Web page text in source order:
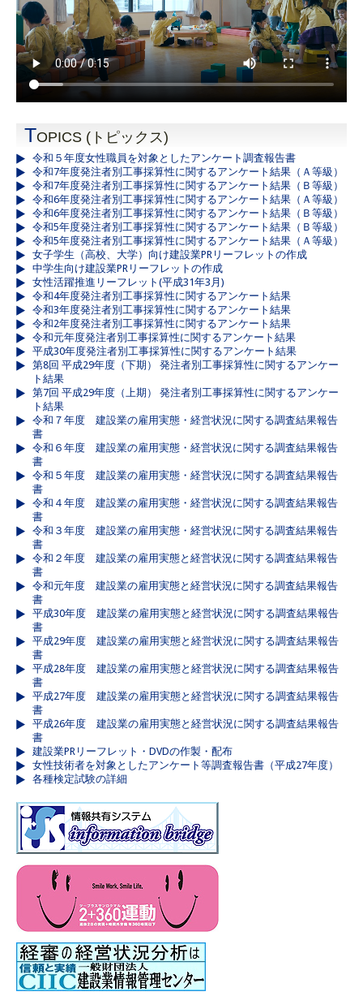
TOPICS (トピックス)
令和５年度女性職員を対象としたアンケート調査報告書
令和7年度発注者別工事採算性に関するアンケート結果（Ａ等級）
令和7年度発注者別工事採算性に関するアンケート結果（Ｂ等級）
令和6年度発注者別工事採算性に関するアンケート結果（Ａ等級）
令和6年度発注者別工事採算性に関するアンケート結果（Ｂ等級）
令和5年度発注者別工事採算性に関するアンケート結果（Ｂ等級）
令和5年度発注者別工事採算性に関するアンケート結果（Ａ等級）
女子学生（高校、大学）向け建設業PRリーフレットの作成
中学生向け建設業PRリーフレットの作成
女性活躍推進リーフレット(平成31年3月)
令和4年度発注者別工事採算性に関するアンケート結果
令和3年度発注者別工事採算性に関するアンケート結果
令和2年度発注者別工事採算性に関するアンケート結果
令和元年度発注者別工事採算性に関するアンケート結果
平成30年度発注者別工事採算性に関するアンケート結果
第8回 平成29年度（下期） 発注者別工事採算性に関するアンケー
ト結果
第7回 平成29年度（上期） 発注者別工事採算性に関するアンケー
ト結果
令和７年度 建設業の雇用実態・経営状況に関する調査結果報告
書
令和６年度 建設業の雇用実態・経営状況に関する調査結果報告
書
令和５年度 建設業の雇用実態・経営状況に関する調査結果報告
書
令和４年度 建設業の雇用実態・経営状況に関する調査結果報告
書
令和３年度 建設業の雇用実態・経営状況に関する調査結果報告
書
令和２年度 建設業の雇用実態と経営状況に関する調査結果報告
書
令和元年度 建設業の雇用実態と経営状況に関する調査結果報告
書
平成30年度 建設業の雇用実態と経営状況に関する調査結果報告
書
平成29年度 建設業の雇用実態と経営状況に関する調査結果報告
書
平成28年度 建設業の雇用実態と経営状況に関する調査結果報告
書
平成27年度 建設業の雇用実態と経営状況に関する調査結果報告
書
平成26年度 建設業の雇用実態と経営状況に関する調査結果報告
書
建設業PRリーフレット・DVDの作製・配布
女性技術者を対象としたアンケート等調査報告書（平成27年度）
各種検定試験の詳細